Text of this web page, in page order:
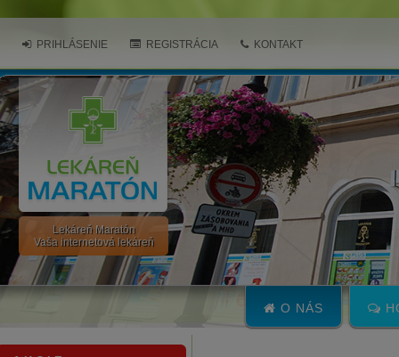
Lekáreň Maratón
Vaša internetová lekáreň
PRIHLÁSENIE REGISTRÁCIA KONTAKT
O NÁS